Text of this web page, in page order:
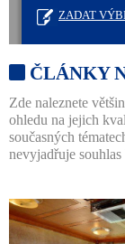
ZADAT
ČLÁNKY
Zde naleznete
ohledu na jejich
současných
nevyjadřuje